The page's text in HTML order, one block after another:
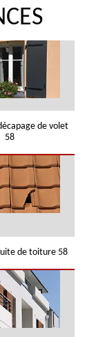
de volet
58
de toiture 58